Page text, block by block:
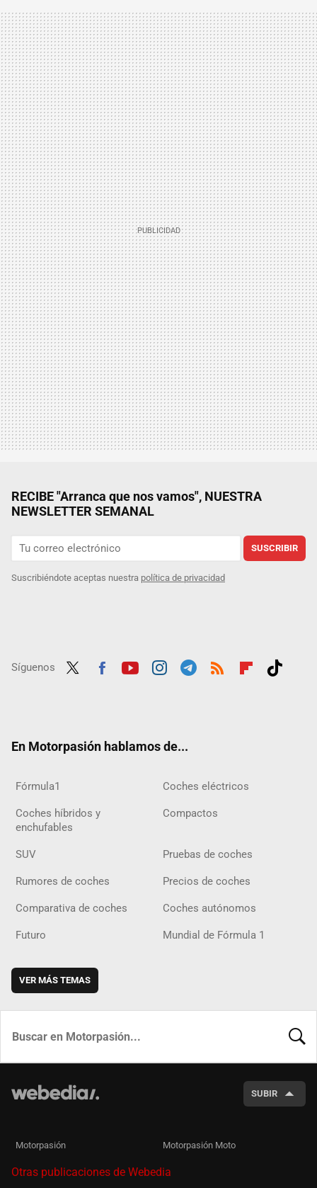
RECIBE "Arranca que nos vamos", NUESTRA
NEWSLETTER SEMANAL
SUSCRIBIR
Suscribiéndote aceptas nuestra política de privacidad
Síguenos
En Motorpasión hablamos de...
Fórmula1 Coches eléctricos
Coches híbridos y
enchufables
Compactos
SUV Pruebas de coches
Rumores de coches Precios de coches
Comparativa de coches Coches autónomos
Futuro Mundial de Fórmula 1
VER MÁS TEMAS
SUBIR
Motorpasión Motorpasión Moto
Otras publicaciones de Webedia